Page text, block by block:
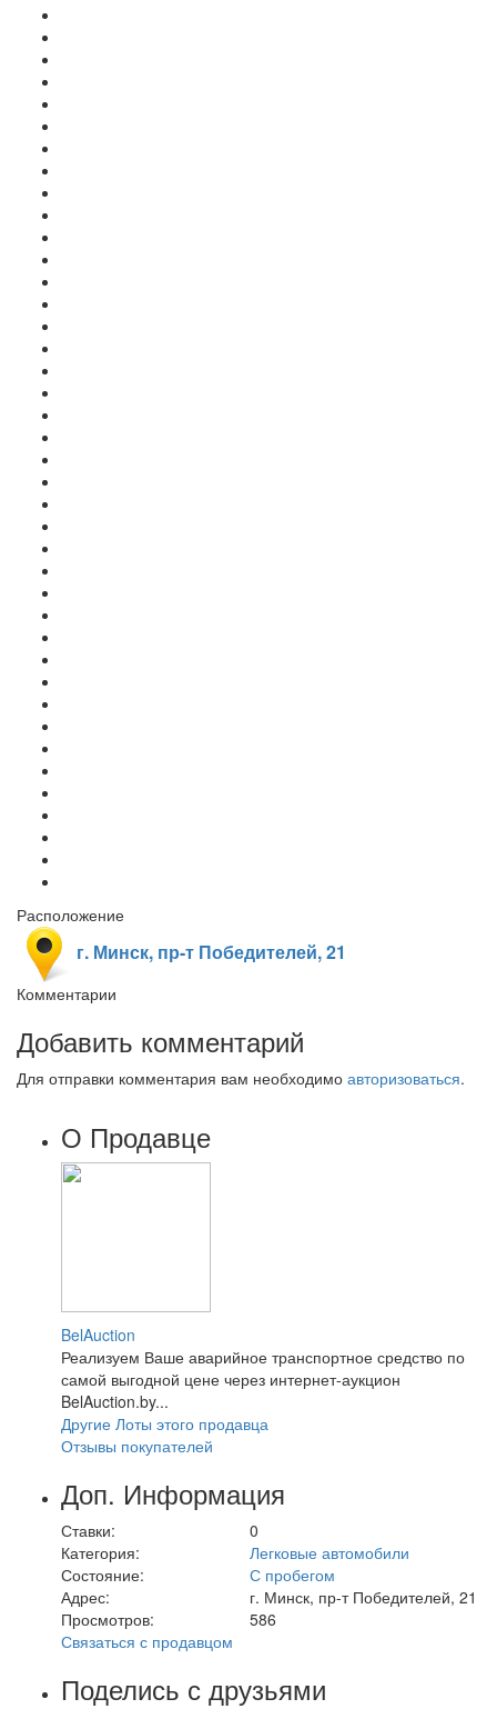
Расположение
г. Минск, пр-т Победителей, 21
Комментарии
Добавить комментарий
Для отправки комментария вам необходимо авторизоваться.
О Продавце
BelAuction
Реализуем Ваше аварийное транспортное средство по
самой выгодной цене через интернет-аукцион
BelAuction.by...
Другие Лоты этого продавца
Отзывы покупателей
Доп. Информация
Ставки:
0
Категория:
Легковые автомобили
Состояние:
С пробегом
Адрес:
г. Минск, пр-т Победителей, 21
Просмотров:
586
Связаться с продавцом
Поделись с друзьями